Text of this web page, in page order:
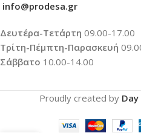
info@prodesa.gr
Δευτέρα-Τετάρτη 09.00-17.00
Τρίτη-Πέμπτη-Παρασκευή
Σάββατο 10.00-14.00
Proudly created by